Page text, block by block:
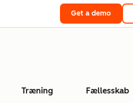
Get a demo
Træning Fællesskab